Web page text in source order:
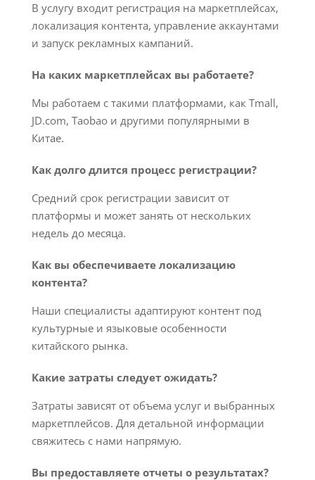
В услугу входит регистрация на маркетплейсах,
локализация контента, управление аккаунтами
и запуск рекламных кампаний.
На каких маркетплейсах вы работаете?
Мы работаем с такими платформами, как Tmall,
JD.com, Taobao и другими популярными в
Китае.
Как долго длится процесс регистрации?
Средний срок регистрации зависит от
платформы и может занять от нескольких
недель до месяца.
Как вы обеспечиваете локализацию
контента?
Наши специалисты адаптируют контент под
культурные и языковые особенности
китайского рынка.
Какие затраты следует ожидать?
Затраты зависят от объема услуг и выбранных
маркетплейсов. Для детальной информации
свяжитесь с нами напрямую.
Вы предоставляете отчеты о результатах?